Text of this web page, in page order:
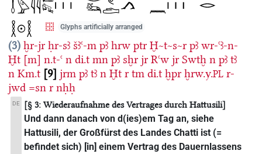
Glyphs artificially arranged
3 ḫr-jr ḥr-sꜣ šꜣꜥ-m pꜣ hrw ptr Ḫ~t~s~r pꜣ wr-ꜥꜣ-n-
Ḫt [m] n.t-ꜥ n di.t mn pꜣ sḫr jr Rꜥw jr Swtḫ n pꜣ tꜣ
n Km.t 9 jrm pꜣ tꜣ n Ḫt r tm di.t ḫpr ḫrw.y.PL r-
jwd =sn r nḥḥ
DE [§ 3: Wiederaufnahme des Vertrages durch Hattusili]
Und dann danach von d(ies)em Tag an, siehe
Hattusili, der Großfürst des Landes Chatti ist (=
befindet sich) [in] einem Vertrag des Dauernlassens